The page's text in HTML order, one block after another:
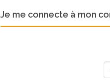
Je me connecte à mon